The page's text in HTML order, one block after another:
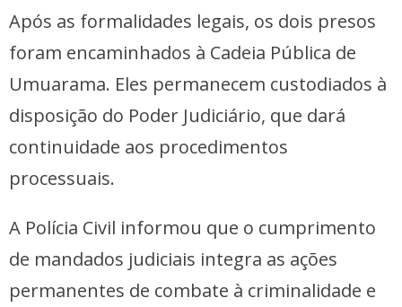
Após as formalidades legais, os dois presos
foram encaminhados à Cadeia Pública de
Umuarama. Eles permanecem custodiados à
disposição do Poder Judiciário, que dará
continuidade aos procedimentos
processuais.
A Polícia Civil informou que o cumprimento
de mandados judiciais integra as ações
permanentes de combate à criminalidade e